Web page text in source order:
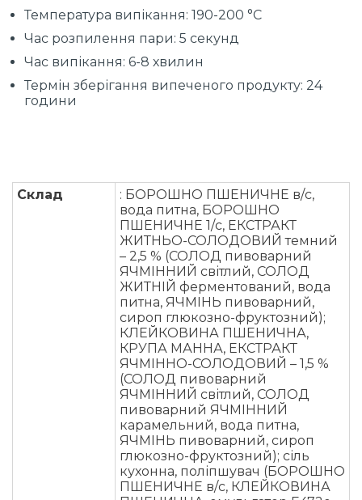
Температура випікання: 190-200 °С
Час розпилення пари: 5 cекунд
Час випікання: 6-8 хвилин
Термін зберігання випеченого продукту: 24
години
Склад
: БОРОШНО ПШЕНИЧНЕ в/с,
вода питна, БОРОШНО
ПШЕНИЧНЕ 1/с, ЕКСТРАКТ
ЖИТНЬО-СОЛОДОВИЙ темний
– 2,5 % (СОЛОД пивоварний
ЯЧМІННИЙ світлий, СОЛОД
ЖИТНІЙ ферментований, вода
питна, ЯЧМІНЬ пивоварний,
сироп глюкозно-фруктозний);
КЛЕЙКОВИНА ПШЕНИЧНА,
КРУПА МАННА, ЕКСТРАКТ
ЯЧМІННО-СОЛОДОВИЙ – 1,5 %
(СОЛОД пивоварний
ЯЧМІННИЙ світлий, СОЛОД
пивоварний ЯЧМІННИЙ
карамельний, вода питна,
ЯЧМІНЬ пивоварний, сироп
глюкозно-фруктозний); сіль
кухонна, поліпшувач (БОРОШНО
ПШЕНИЧНЕ в/с, КЛЕЙКОВИНА